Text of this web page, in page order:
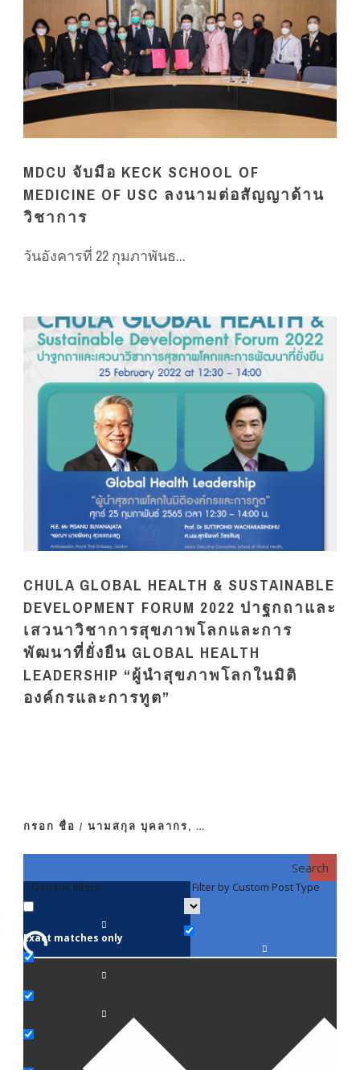
MDCU จับมือ KECK SCHOOL OF
MEDICINE OF USC ลงนามต่อสัญญาด้าน
วิชาการ
วันอังคารที่ 22 กุมภาพันธ...
CHULA GLOBAL HEALTH & SUSTAINABLE
DEVELOPMENT FORUM 2022 ปาฐกถาและ
เสวนาวิชาการสุขภาพโลกและการ
พัฒนาที่ยั่งยืน GLOBAL HEALTH
LEADERSHIP “ผู้นำสุขภาพโลกในมิติ
องค์กรและการทูต”
กรอก ชื่อ / นามสกุล บุคลากร, …
Search
Generic filters
Exact matches only
Filter by Custom Post Type